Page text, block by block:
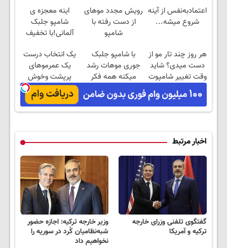
اعتمادبه‌نفس از آینه
شروع میشه...
رویش مجدد موهای
از دست رفته با
شامپو
امشب
اینه معجزه ی
شامپو جلبک
آلمانی!با تخفیف
هر روز چند تار مو از
دست میدی؟ شاید
وقت تغییر شامپوت
رسیده.
با شامپو جلبک
جوری موهات رشد
میکنه همه فکر
تخفیف
یک انتخاب درست
یک عمرموهای
پرپشت وخوش
حالت(شامپوجلبک40%off)
اخبار مرتبط
گفتگوی تلفنی وزرای خارجه
ترکیه و آمریکا
وزیر خارجه ترکیه: اجازه حضور
شبه‌نظامیان کُرد در سوریه را
نخواهیم داد